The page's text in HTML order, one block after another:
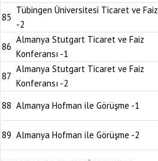
85
Tübingen Üniversitesi Ticaret ve Faiz
-2
86
Almanya Stutgart Ticaret ve Faiz
Konferansı -1
87
Almanya Stutgart Ticaret ve Faiz
Konferansı -2
88 Almanya Hofman ile Görüşme -1
89 Almanya Hofman ile Görüşme -2